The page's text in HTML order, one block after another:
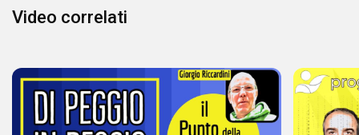
Video correlati